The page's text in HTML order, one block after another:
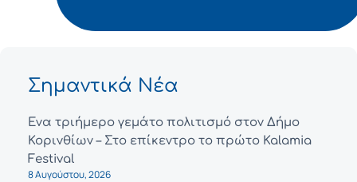
Σημαντικά Νέα
Ένα τριήμερο γεμάτο πολιτισμό στον Δήμο
Κορινθίων – Στο επίκεντρο το πρώτο Kalamia
Festival
8 Αυγούστου, 2026